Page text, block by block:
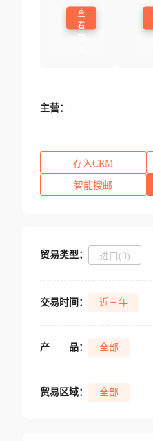
查
看
主营： -
存入CRM
智能搜邮
贸易类型： 进口(0)
交易时间： 近三年
产 品： 全部
贸易区域： 全部